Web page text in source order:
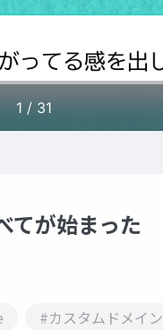
てが始まった
#カスタムドメイン